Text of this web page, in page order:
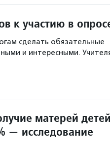
к участию в
сделать обязательные
и интересными.
матерей
— исследование